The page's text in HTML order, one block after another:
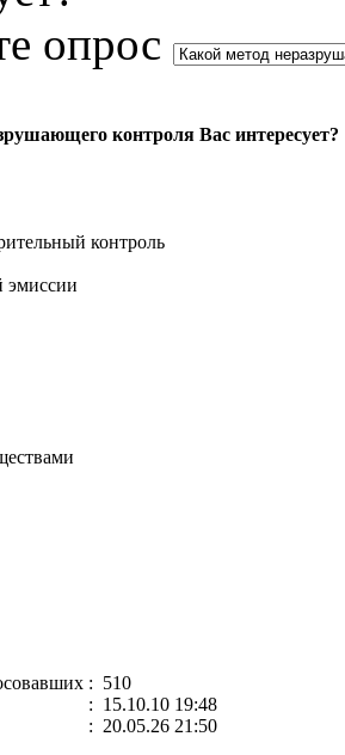
опрос
контроля Вас интересует?
контроль
эмиссии
: 510
: 15.10.10 19:48
: 20.05.26 21:50